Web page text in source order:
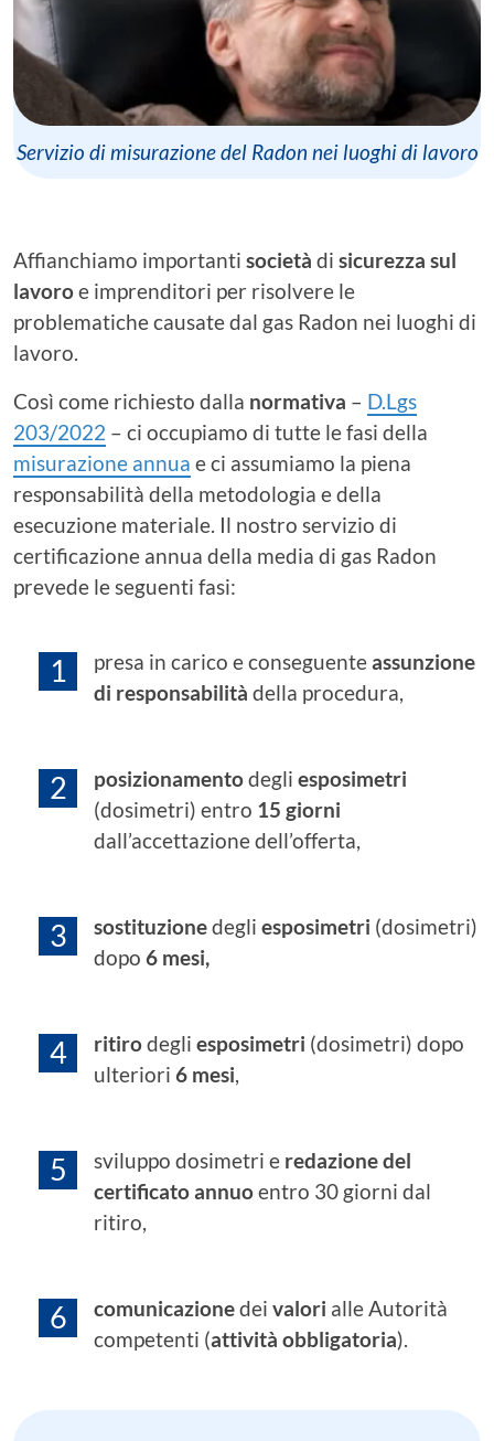
Servizio di misurazione del Radon nei luoghi di lavoro
Affianchiamo importanti società di sicurezza sul
lavoroe imprenditori per risolvere le
problematiche causate dal gas Radon nei luoghi di
lavoro.
Così come richiesto dalla normativa – D.Lgs
203/2022 – ci occupiamo di tutte le fasi della
misurazione annua e ci assumiamo la piena
responsabilità della metodologia e della
esecuzione materiale. Il nostro servizio di
certificazione annua della media di gas Radon
prevede le seguenti fasi:
presa in carico e conseguenteassunzione
di responsabilità della procedura,
posizionamentodegliesposimetri
(dosimetri) entro 15 giorni
dall’accettazione dell’offerta,
sostituzionedegliesposimetri (dosimetri)
dopo6 mesi,
ritirodegliesposimetri (dosimetri) dopo
ulteriori6 mesi,
sviluppo dosimetri e redazione del
certificato annuoentro 30 giorni dal
ritiro,
comunicazionedeivalori alle Autorità
competenti (attività obbligatoria).